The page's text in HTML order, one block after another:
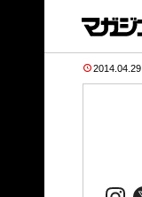
2014.04.29